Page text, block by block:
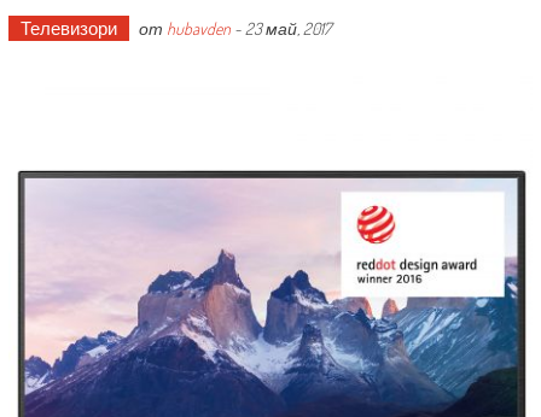
Телевизори от hubavden- 23 май, 2017